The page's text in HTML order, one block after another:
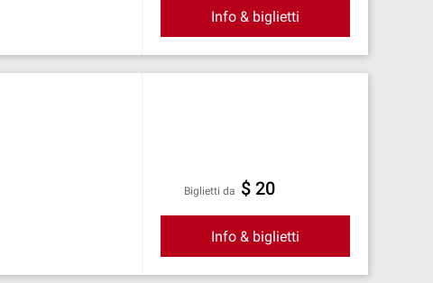
Info & biglietti
Biglietti da $ 20
Info & biglietti